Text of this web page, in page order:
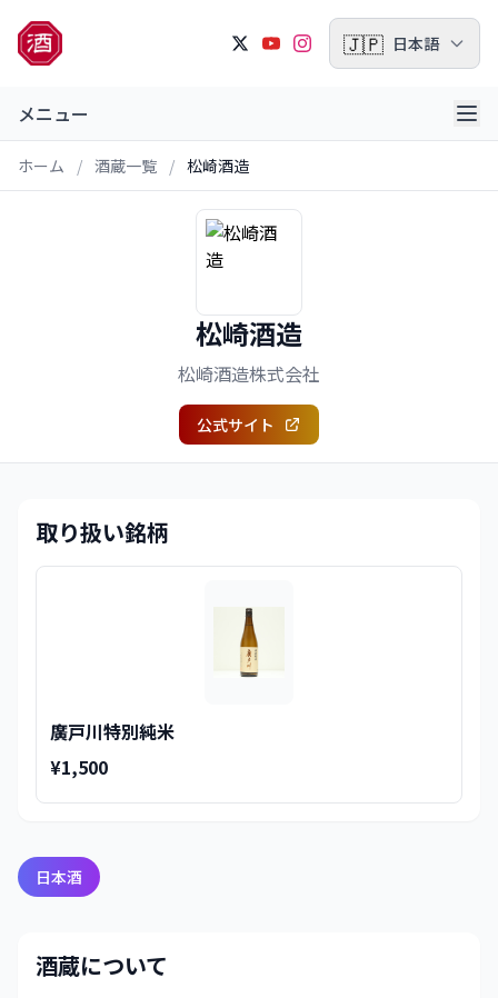
🇯🇵 日本語
メニュー
ホーム / 酒蔵一覧 / 松崎酒造
松崎酒造
松崎酒造株式会社
公式サイト
取り扱い銘柄
廣戸川特別純米
¥1,500
日本酒
酒蔵について